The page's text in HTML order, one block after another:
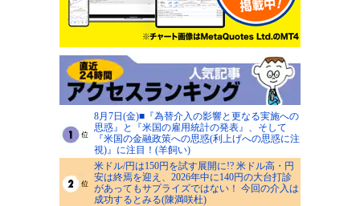
8月7日(金)■『為替介入の影響と更なる実施への
思惑』と『米国の雇用統計の発表』、そして
『米国の金融政策への思惑(利上げへの思惑に注
視)』に注目！(羊飼い)
米ドル/円は150円を試す展開に!? 米ドル高・円
安は終焉を迎え、2026年中に140円の大台打診
があってもサプライズではない！ 今回の介入は
成功するとみる(陳満咲杜)